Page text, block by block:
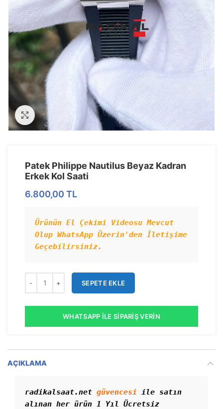
Görseli Büyütün
Patek Philippe Nautilus Beyaz Kadran
Erkek Kol Saati
6.800,00 TL
Ürünün El Çekimi Videosu Mevcut
Olup WhatsApp Üzerin'den İletişime
Geçebilirsiniz.
SEPETE EKLE
WHATSAPP İLE SIPARIŞ VERIN
AÇIKLAMA
radikalsaat.net güvencesi ile satın
alınan her ürün 1 Yıl Ücretsiz